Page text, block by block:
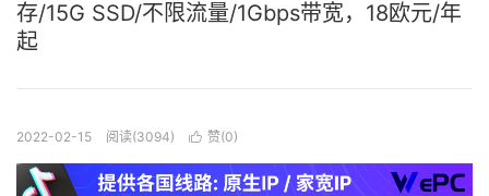
存/15G SSD/不限流量/1Gbps带宽，18欧元/年
起
2022-02-15 阅读(3094)  赞(0)